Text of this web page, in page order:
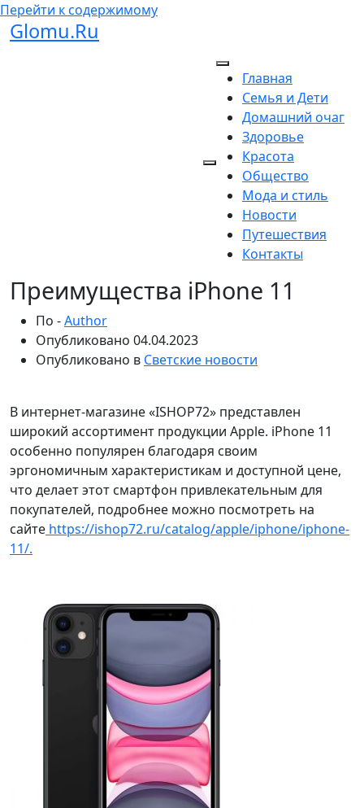
Перейти к содержимому
Glomu.Ru
Главная
Семья и Дети
Домашний очаг
Здоровье
Красота
Общество
Мода и стиль
Новости
Путешествия
Контакты
Преимущества iPhone 11
По -Author
Опубликовано 04.04.2023
Опубликовано в Светские новости
В интернет-магазине «ISHOP72» представлен
широкий ассортимент продукции Apple. iPhone 11
особенно популярен благодаря своим
эргономичным характеристикам и доступной цене,
что делает этот смартфон привлекательным для
покупателей, подробнее можно посмотреть на
сайте https://ishop72.ru/catalog/apple/iphone/iphone-
11/.